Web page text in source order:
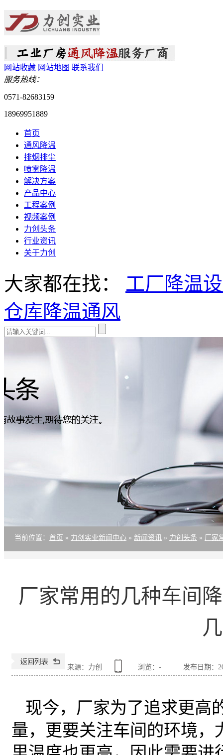
网站收藏 网站地图 联系我们
服务热线：
0571-82683159
18969951889
首页
通风降温
排烟排尘
喷雾降温
解决方案
产品中心
工程案例
视频案例
力创头条
行业资讯
关于力创
大家都在找：
工厂降温
仓库降温通风
当前位置 ： 首页 » 力创实业新闻中心 » 新闻资讯 » 力创头条 » 厂家
厂家常用的几种车间
来源：力创 浏览： - 发布日期：
现今，厂家为了追求更高
量，更要关注车间的环境